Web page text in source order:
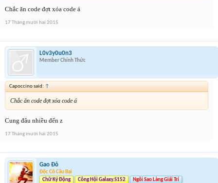
Chắc ăn code đợt xóa code á
17 Tháng mười hai 2015
L0v3y0u0n3
Member Chính Thức
Capoccino said: ↑
Chắc ăn code đợt xóa code á
Cung đâu nhiều đến z
17 Tháng mười hai 2015
Gao Đỏ
Độc Cô Cầu Bại
Chữ Ký Động
Công Hội Galaxy.S152 Ngôi Sao Làng Giải Trí